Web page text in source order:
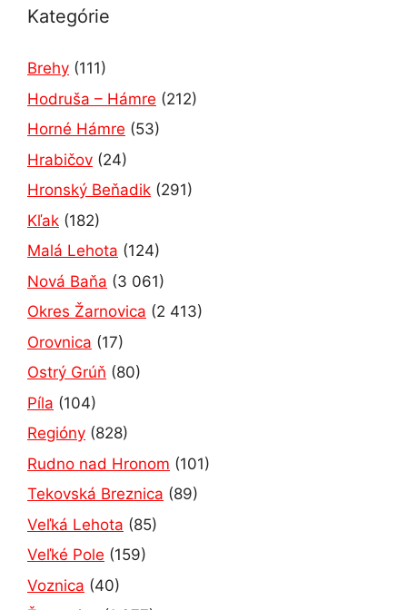
Kategórie
Brehy (111)
Hodruša – Hámre (212)
Horné Hámre (53)
Hrabičov (24)
Hronský Beňadik (291)
Kľak (182)
Malá Lehota (124)
Nová Baňa (3 061)
Okres Žarnovica (2 413)
Orovnica (17)
Ostrý Grúň (80)
Píla (104)
Regióny (828)
Rudno nad Hronom (101)
Tekovská Breznica (89)
Veľká Lehota (85)
Veľké Pole (159)
Voznica (40)